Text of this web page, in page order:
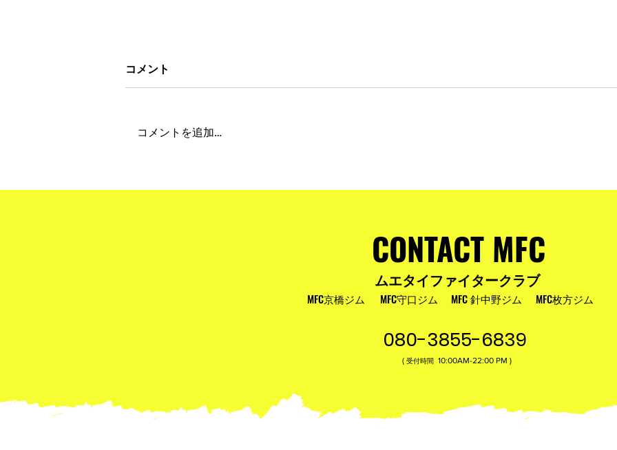
コメント
コメントを追加…
CONTACT MFC
ムエタイファイタークラブ
MFC京橋ジム MFC守口ジム MFC枚方ジム
MFC 針中野ジム
080-3855-6839
( 受付時間 10:00AM-22:00​ PM )